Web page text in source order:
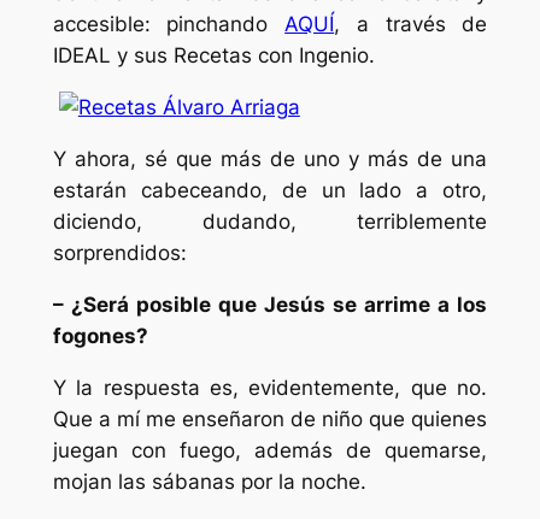
accesible: pinchandoAQUÍ, a través de
IDEAL y sus Recetas con Ingenio.
Y ahora, sé que más de uno y más de una
estarán cabeceando, de un lado a otro,
diciendo, dudando, terriblemente
sorprendidos:
– ¿Será posible que Jesús se arrime a los
fogones?
Y la respuesta es, evidentemente, que no.
Que a mí me enseñaron de niño que quienes
juegan con fuego, además de quemarse,
mojan las sábanas por la noche.